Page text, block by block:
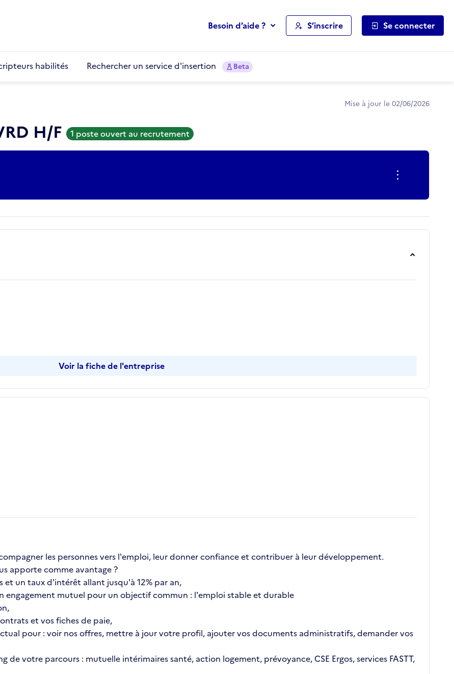
Besoin d’aide ? S’inscrire Se connecter
habilités Rechercher un service d'insertion Beta
Mise à jour le 02/06/2026
H/F 1 poste ouvert au recrutement
les personnes vers l'emploi, leur donner confiance et contribuer à leur développement.
apporte comme avantage ?
un taux d'intérêt allant jusqu'à 12% par an,
engagement mutuel pour un objectif commun : l'emploi stable et durable
et vos fiches de paie,
pour : voir nos offres, mettre à jour votre profil, ajouter vos documents administratifs, demander vos
votre parcours : mutuelle intérimaires santé, action logement, prévoyance, CSE Ergos, services FASTT,
Voir la fiche de l'entreprise